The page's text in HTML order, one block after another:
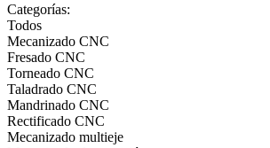
Categorías:
Todos
Mecanizado CNC
Fresado CNC
Torneado CNC
Taladrado CNC
Mandrinado CNC
Rectificado CNC
Mecanizado multieje